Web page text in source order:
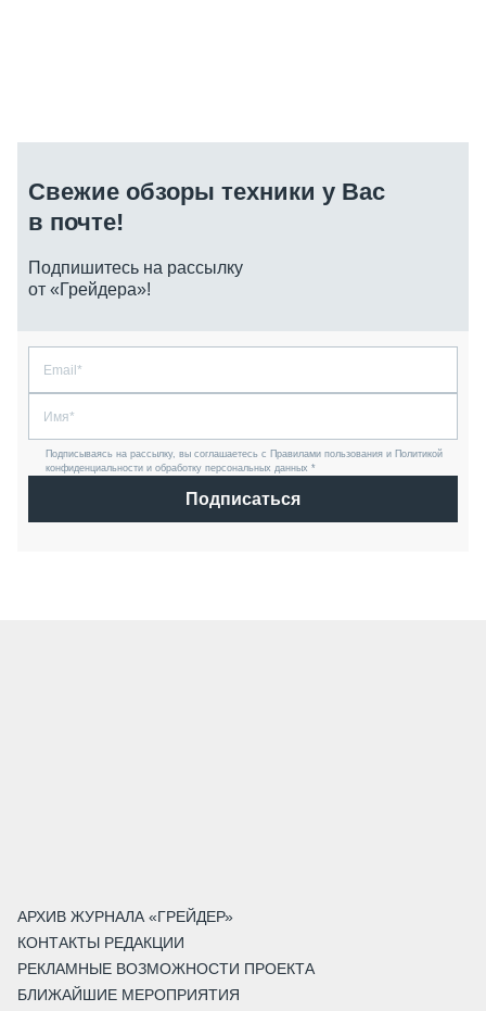
Свежие обзоры техники у Вас
в почте!
Подпишитесь на рассылку
от «Грейдера»!
Подписываясь на рассылку, вы соглашаетесь с Правилами пользования и Политикой
конфиденциальности и обработку персональных данных *
Подписаться
АРХИВ ЖУРНАЛА «ГРЕЙДЕР»
КОНТАКТЫ РЕДАКЦИИ
РЕКЛАМНЫЕ ВОЗМОЖНОСТИ ПРОЕКТА
БЛИЖАЙШИЕ МЕРОПРИЯТИЯ